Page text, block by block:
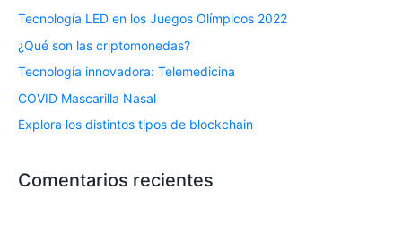
Tecnología LED en los Juegos Olímpicos 2022
¿Qué son las criptomonedas?
Tecnología innovadora: Telemedicina
COVID Mascarilla Nasal
Explora los distintos tipos de blockchain
Comentarios recientes